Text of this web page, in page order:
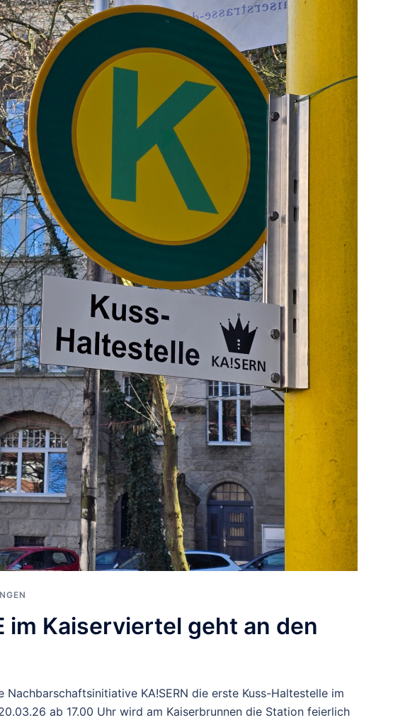
im Kaiserviertel geht an den
KA!SERN die erste Kuss-Haltestelle im
ab 17.00 Uhr wird am Kaiserbrunnen die Station feierlich